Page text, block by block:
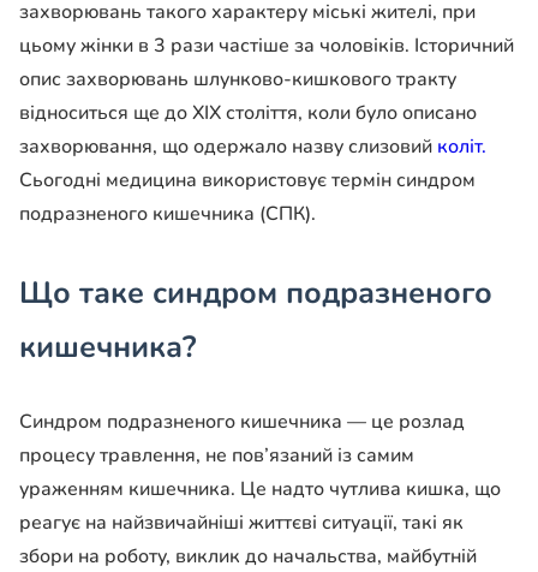
захворювань такого характеру міські жителі, при
цьому жінки в 3 рази частіше за чоловіків. Історичний
опис захворювань шлунково-кишкового тракту
відноситься ще до XIX століття, коли було описано
захворювання, що одержало назву слизовий коліт.
Сьогодні медицина використовує термін синдром
подразненого кишечника (СПК).
Що таке синдром подразненого
кишечника?
Синдром подразненого кишечника — це розлад
процесу травлення, не пов’язаний із самим
ураженням кишечника. Це надто чутлива кишка, що
реагує на найзвичайніші життєві ситуації, такі як
збори на роботу, виклик до начальства, майбутній